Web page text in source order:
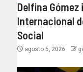
Delfina Gómez
Internacional
Social
agosto 6, 2026